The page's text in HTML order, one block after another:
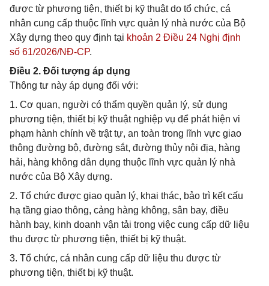
được từ phương tiện, thiết bị kỹ thuật do tổ chức, cá
nhân cung cấp thuộc lĩnh vực quản lý nhà nước của Bộ
Xây dựng theo quy định tại khoản 2 Điều 24 Nghị định
số 61/2026/NĐ-CP.
Điều 2. Đối tượng áp dụng
Thông tư này áp dụng đối với:
1. Cơ quan, người có thẩm quyền quản lý, sử dụng
phương tiện, thiết bị kỹ thuật nghiệp vụ để phát hiện vi
phạm hành chính về trật tự, an toàn trong lĩnh vực giao
thông đường bộ, đường sắt, đường thủy nội địa, hàng
hải, hàng không dân dụng thuộc lĩnh vực quản lý nhà
nước của Bộ Xây dựng.
2. Tổ chức được giao quản lý, khai thác, bảo trì kết cấu
hạ tầng giao thông, cảng hàng không, sân bay, điều
hành bay, kinh doanh vận tải trong việc cung cấp dữ liệu
thu được từ phương tiện, thiết bị kỹ thuật.
3. Tổ chức, cá nhân cung cấp dữ liệu thu được từ
phương tiện, thiết bị kỹ thuật.